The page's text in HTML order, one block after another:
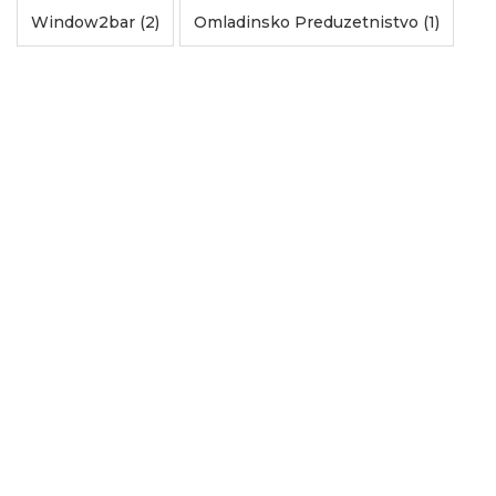
Window2bar (2) Omladinsko Preduzetnistvo (1)